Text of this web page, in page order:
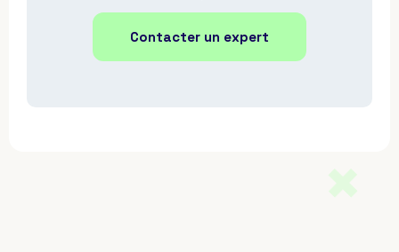
Contacter un expert